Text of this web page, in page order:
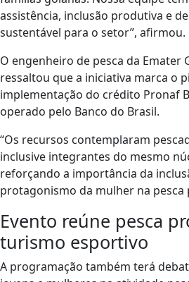
assistência, inclusão produtiva e
sustentável para o setor”, afirmou.
O engenheiro de pesca da Emater
ressaltou que a iniciativa marca o
implementação do crédito Pronaf
operado pelo Banco do Brasil.
“Os recursos contemplaram
inclusive integrantes do mesmo
reforçando a importância da
protagonismo da mulher na pesca
Evento reúne pesca
turismo esportivo
A programação também terá